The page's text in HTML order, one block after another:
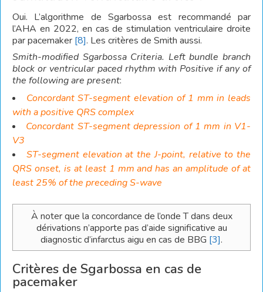
Oui. L’algorithme de Sgarbossa est recommandé par
l’AHA en 2022, en cas de stimulation ventriculaire droite
par pacemaker [8]. Les critères de Smith aussi.
Smith-modified Sgarbossa Criteria. Left bundle branch
block or ventricular paced rhythm with Positive if any of
the following are present:
Concordant ST-segment elevation of 1 mm in leads
with a positive QRS complex
Concordant ST-segment depression of 1 mm in V1-
V3
ST-segment elevation at the J-point, relative to the
QRS onset, is at least 1 mm and has an amplitude of at
least 25% of the preceding S-wave
À noter que la concordance de l’onde T dans deux
dérivations n’apporte pas d’aide significative au
diagnostic d’infarctus aigu en cas de BBG [3].
Critères de Sgarbossa en cas de
pacemaker